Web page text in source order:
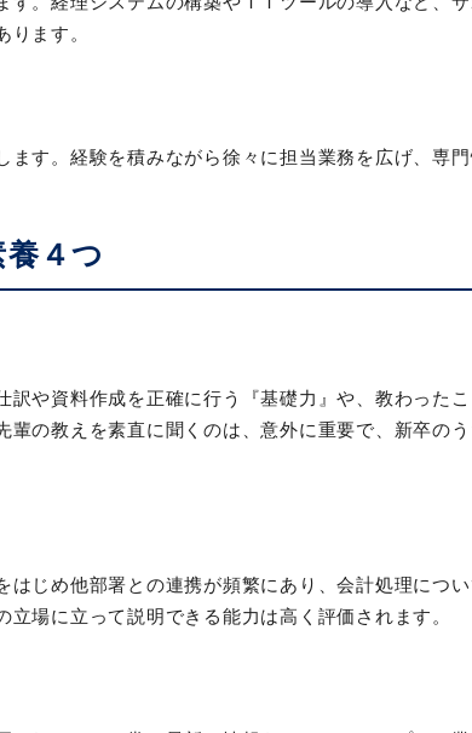
ます。
す。経験を積みながら徐々に担当業務を広げ、専
４つ
や資料作成を正確に行う『基礎力』や、教わった
の教えを素直に聞くのは、意外に重要で、新卒の
じめ他部署との連携が頻繁にあり、会計処理につ
場に立って説明できる能力は高く評価されます。